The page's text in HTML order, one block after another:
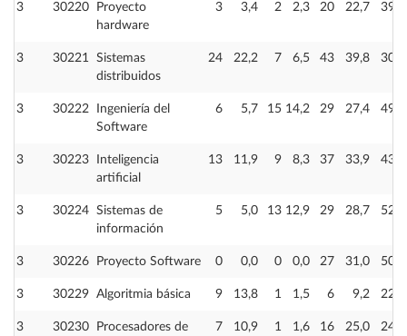
3 30220
Proyecto
hardware
3 3,4 2 2,3 20 22,7 39
3 30221 Sistemas
distribuidos
24 22,2 7 6,5 43 39,8 30
3 30222
Ingeniería del
Software
6 5,7 15 14,2 29 27,4 49
3 30223
Inteligencia
artificial
13 11,9 9 8,3 37 33,9 43
3 30224 Sistemas de
información
5 5,0 13 12,9 29 28,7 52
3 30226 Proyecto Software 0 0,0 0 0,0 27 31,0 50
3 30229 Algoritmia básica 9 13,8 1 1,5 6 9,2 22
3 30230
Procesadores de
7 10,9 1 1,6 16 25,0 24